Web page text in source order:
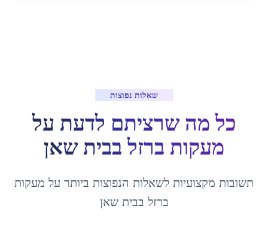
שאלות נפוצות
כל מה שרציתם לדעת על
מעקות ברזלבבית שאן
תשובות מקצועיות לשאלות הנפוצות ביותר על מעקות
ברזל בבית שאן